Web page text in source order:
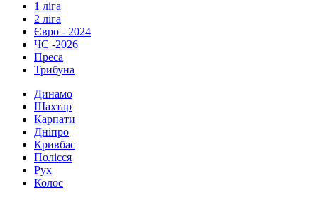
1 ліга
2 ліга
Євро - 2024
ЧС -2026
Преса
Трибуна
Динамо
Шахтар
Карпати
Дніпро
Кривбас
Полісся
Рух
Колос